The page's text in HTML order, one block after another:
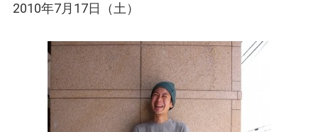
2010年7月17日（土）